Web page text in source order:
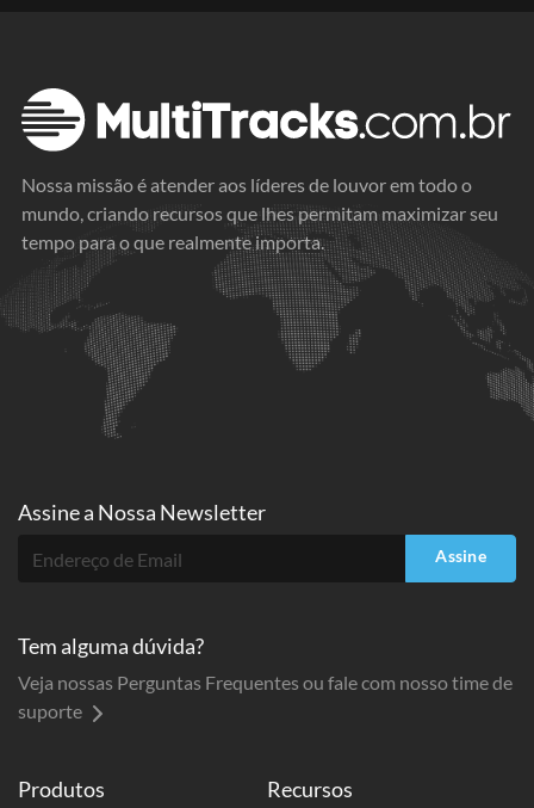
Nossa missão é atender aos líderes de louvor em todo o
mundo, criando recursos que lhes permitam maximizar seu
tempo para o que realmente importa.
Produtos Recursos
Assine a Nossa Newsletter
Assine
Tem alguma dúvida?
Veja nossas Perguntas Frequentes ou fale com nosso time de
suporte